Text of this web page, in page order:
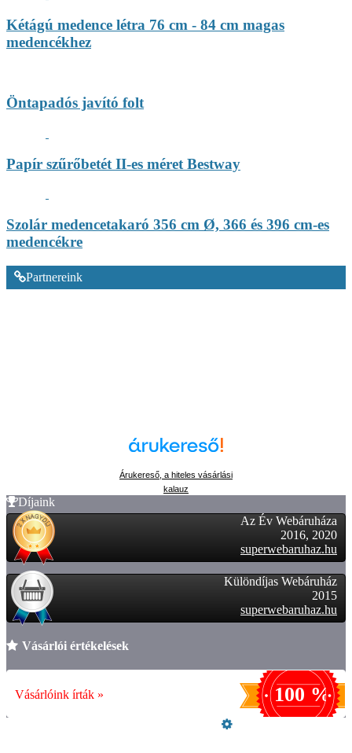
Kétágú medence létra 76 cm - 84 cm magas
medencékhez
Öntapadós javító folt
Papír szűrőbetét II-es méret Bestway
Szolár medencetakaró 356 cm Ø, 366 és 396 cm-es
medencékre
Partnereink
Árukereső, a hiteles vásárlási
kalauz
Díjaink
Az Év Webáruháza
2016, 2020
superwebaruhaz.hu
Különdíjas Webáruház
2015
superwebaruhaz.hu
Vásárlói értékelések
Vásárlóink írták » 100 %